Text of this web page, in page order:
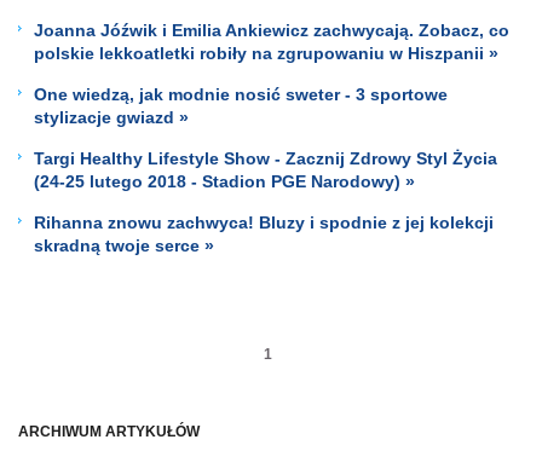
ARCHIWUM ARTYKUŁÓW
Joanna Jóźwik i Emilia Ankiewicz zachwycają. Zobacz, co
polskie lekkoatletki robiły na zgrupowaniu w Hiszpanii »
One wiedzą, jak modnie nosić sweter - 3 sportowe
stylizacje gwiazd »
Targi Healthy Lifestyle Show - Zacznij Zdrowy Styl Życia
(24-25 lutego 2018 - Stadion PGE Narodowy) »
Rihanna znowu zachwyca! Bluzy i spodnie z jej kolekcji
skradną twoje serce »
1